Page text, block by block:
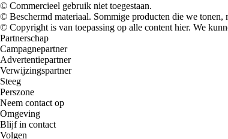
© Commercieel gebruik niet toegestaan.
© Beschermd materiaal. Sommige producten die we
© Copyright is van toepassing op alle content hier. We
Partnerschap
Campagnepartner
Advertentiepartner
Verwijzingspartner
Steeg
Perszone
Neem contact op
Omgeving
Blijf in contact
Volgen